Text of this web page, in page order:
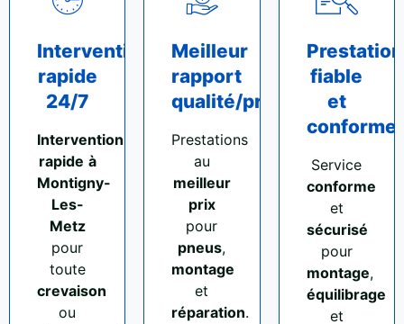
Intervention
rapide
24/7
Intervention
rapide à
Montigny-
Les-
Metz
pour
toute
crevaison
ou
Meilleur
rapport
qualité/prix
Prestations
au
meilleur
prix
pour
pneus,
montage
et
réparation.
Prestation
fiable
et
conforme
Service
conforme
et
sécurisé
pour
montage,
équilibrage
et